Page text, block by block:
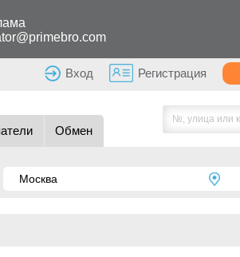
Вход Регистрация
Обмен